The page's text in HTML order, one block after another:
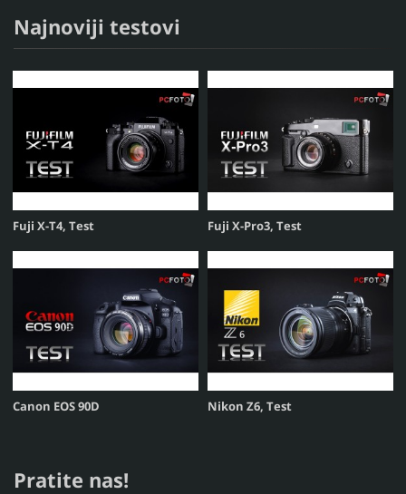
Najnoviji testovi
Fuji X-T4, Test Fuji X-Pro3, Test
Canon EOS 90D Nikon Z6, Test
Pratite nas!